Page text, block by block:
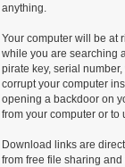
anything.
Your computer will be at
while you are searching
pirate key, serial
corrupt your computer
opening a backdoor on
from your computer or to
Download links are
from free file sharing